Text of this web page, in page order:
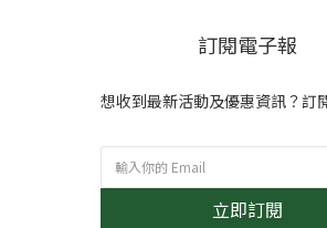
訂閱電子報
想收到最新活動及優惠資訊？訂
立即訂閱